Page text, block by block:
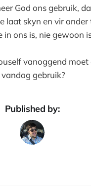
God ons gebruik,
laat skyn en vir
ons is, nie gewoon
vanoggend moet
gebruik?
Published by: